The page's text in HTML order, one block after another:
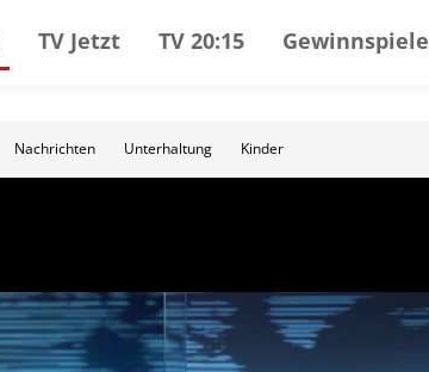
TV Jetzt TV 20:15 Gewinnspiele
Nachrichten Unterhaltung Kinder